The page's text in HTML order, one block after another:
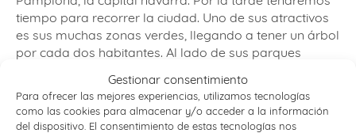
Gestionar consentimiento
Para ofrecer las mejores experiencias, utilizamos tecnologías
como las cookies para almacenar y/o acceder a la información
del dispositivo. El consentimiento de estas tecnologías nos
tiempo para recorrer la ciudad. Uno de sus atractivos
es sus muchas zonas verdes, llegando a tener un árbol
por cada dos habitantes. Al lado de sus parques
catedral de Santa María o la iglesia de San Saturnino y
sus bellos edificios civiles como el Ayuntamiento o el
Palacio de Navarra, así como disfrutar caminando por